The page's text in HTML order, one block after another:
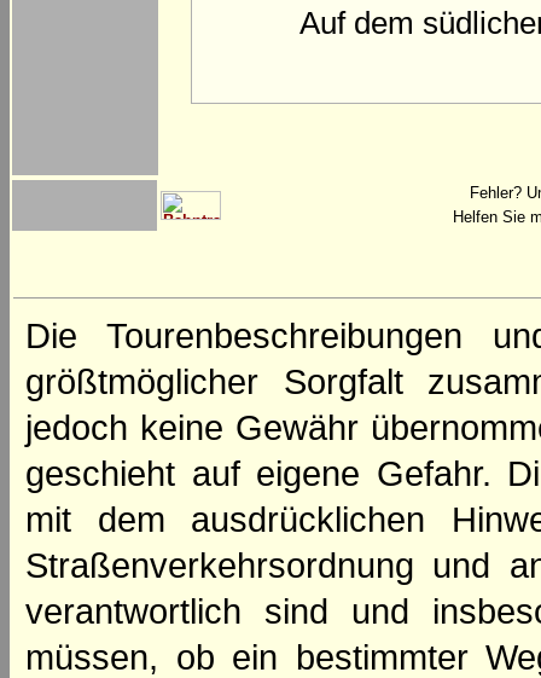
Auf dem
Fehler?
Helfen Sie
Die Tourenbeschreibungen
größtmöglicher Sorgfalt
jedoch keine Gewähr
geschieht auf eigene Gefahr.
mit dem ausdrücklichen
Straßenverkehrsordnung und
verantwortlich sind und
müssen, ob ein bestimmter